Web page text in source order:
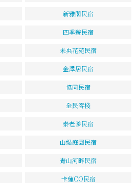
新雅閣民宿
四季遊民宿
未央花苑民宿
金澤居民宿
協同民宿
全民客棧
秦老爹民宿
山緹庭園民宿
青山河畔民宿
卡蓮CO民宿